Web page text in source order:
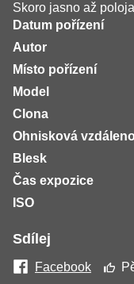
Skoro jasno až
Datum pořízení
Autor
Místo pořízení
Model
Clona
Ohnisková
Blesk
Čas expozice
ISO
Sdílej
Facebook